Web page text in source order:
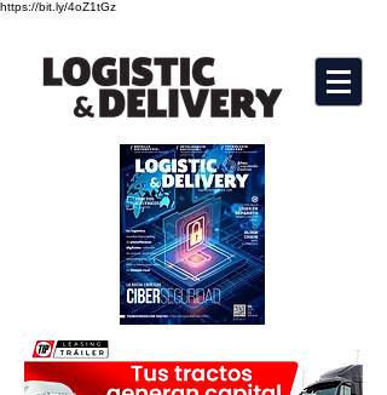
https://bit.ly/4oZ1tGz